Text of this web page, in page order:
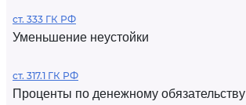
ст. 333 ГК РФ
Уменьшение неустойки
ст. 317.1 ГК РФ
Проценты по денежному обязательству